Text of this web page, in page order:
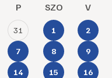
P SZO V
31 1 2
7 8 9
14 15 16